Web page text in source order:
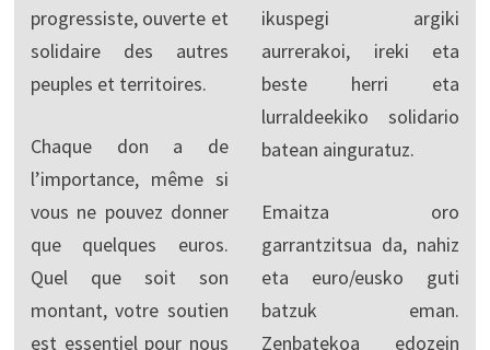
progressiste, ouverte et
solidaire des autres
peuples et territoires.
Chaque don a de
l’importance, même si
vous ne pouvez donner
que quelques euros.
Quel que soit son
montant, votre soutien
est essentiel pour nous
ikuspegi argiki
aurrerakoi, ireki eta
beste herri eta
lurraldeekiko solidario
batean ainguratuz.
Emaitza oro
garrantzitsua da, nahiz
eta euro/eusko guti
batzuk eman.
Zenbatekoa edozein